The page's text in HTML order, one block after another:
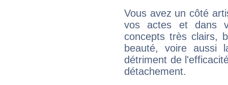
Vous avez un côté
vos actes et dans
concepts très clairs,
beauté, voire aussi
détriment de
détachement.